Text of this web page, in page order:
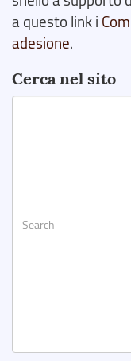
a questo link i
adesione.
Cerca nel sito